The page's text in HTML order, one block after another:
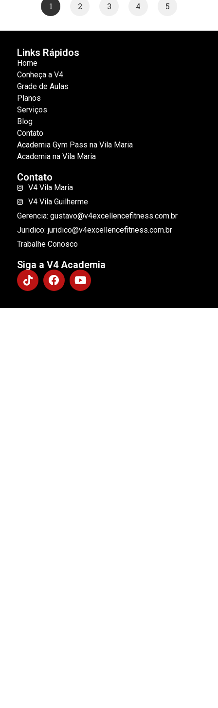
1 2 3 4 5
Links Rápidos
Home
Conheça a V4
Grade de Aulas
Planos
Serviços
Blog
Contato
Academia Gym Pass na Vila Maria
Academia na Vila Maria
Contato
V4 Vila Maria
V4 Vila Guilherme
Gerencia: gustavo@v4excellencefitness.com.br
Juridico: juridico@v4excellencefitness.com.br
Trabalhe Conosco
Siga a V4 Academia